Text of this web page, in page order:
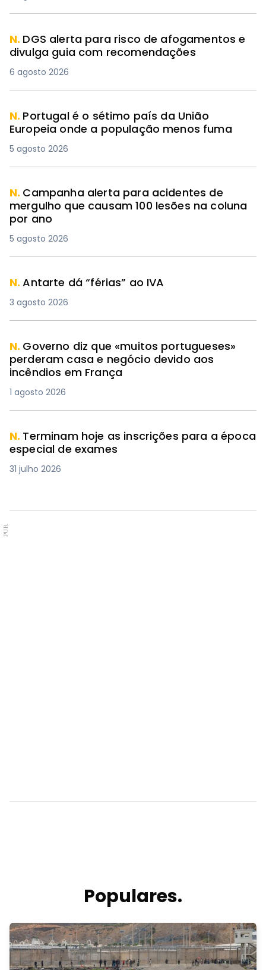
N. DGS alerta para risco de afogamentos e
divulga guia com recomendações
6 agosto 2026
N. Portugal é o sétimo país da União
Europeia onde a população menos fuma
5 agosto 2026
N. Campanha alerta para acidentes de
mergulho que causam 100 lesões na coluna
por ano
5 agosto 2026
N.Antarte dá “férias” ao IVA
3 agosto 2026
N. Governo diz que «muitos portugueses»
perderam casa e negócio devido aos
incêndios em França
1 agosto 2026
N. Terminam hoje as inscrições para a época
especial de exames
31 julho 2026
PUB.
Populares.